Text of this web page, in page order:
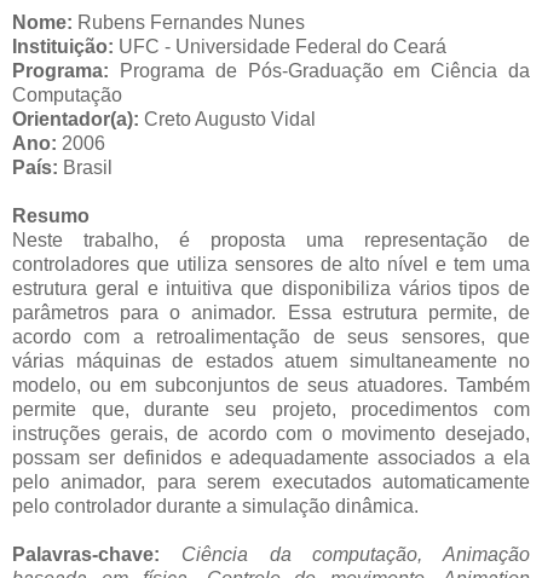
Nome: Rubens Fernandes Nunes
Instituição: UFC - Universidade Federal do Ceará
Programa:
Programa de Pós-Graduação em Ciência da
Computação
Orientador(a): Creto Augusto Vidal
Ano: 2006
País: Brasil
Resumo
Neste trabalho, é proposta uma representação de
controladores que utiliza sensores de alto nível e tem uma
estrutura geral e intuitiva que disponibiliza vários tipos de
parâmetros para o animador. Essa estrutura permite, de
acordo com a retroalimentação de seus sensores, que
várias máquinas de estados atuem simultaneamente no
modelo, ou em subconjuntos de seus atuadores. Também
permite que, durante seu projeto, procedimentos com
instruções gerais, de acordo com o movimento desejado,
possam ser definidos e adequadamente associados a ela
pelo animador, para serem executados automaticamente
pelo controlador durante a simulação dinâmica.
Palavras-chave: Ciência da computação, Animação